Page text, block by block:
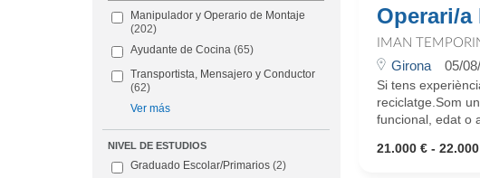
Manipulador y Operario de Montaje
(202)
Ayudante de Cocina (65)
Transportista, Mensajero y Conductor
(62)
Ver más
NIVEL DE ESTUDIOS
Graduado Escolar/Primarios (2)
Operari/a
IMAN
Girona 05/
Si tens
reciclatge.Som
funcional, edat o
21.000 € -